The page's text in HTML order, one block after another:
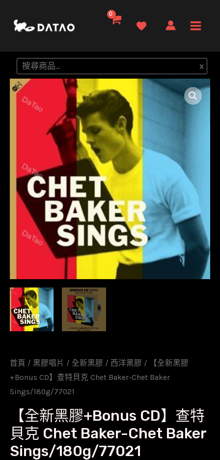
要
Menu
搜
尋
x
首頁 / 黑膠唱片 / 全新黑膠 / 西洋黑膠 / 【全新黑膠
+Bonus CD】查特貝克 Chet Baker-Chet Baker
Sings/180g/77021
【全新黑膠+Bonus CD】查特
貝克 Chet Baker-Chet Baker
Sings/180g/77021